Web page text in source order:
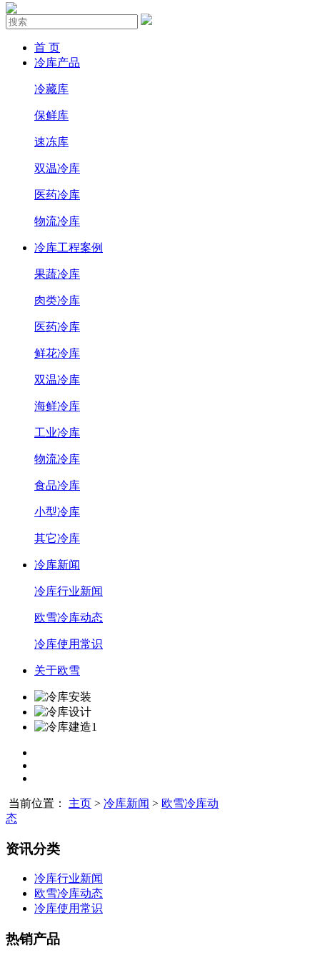
首 页
冷库产品
冷藏库
保鲜库
速冻库
双温冷库
医药冷库
物流冷库
冷库工程案例
果蔬冷库
肉类冷库
医药冷库
鲜花冷库
双温冷库
海鲜冷库
工业冷库
物流冷库
食品冷库
小型冷库
其它冷库
冷库新闻
冷库行业新闻
欧雪冷库动态
冷库使用常识
关于欧雪
当前位置： 主页 > 冷库新闻 > 欧雪冷库动
态
资讯分类
冷库行业新闻
欧雪冷库动态
冷库使用常识
热销产品